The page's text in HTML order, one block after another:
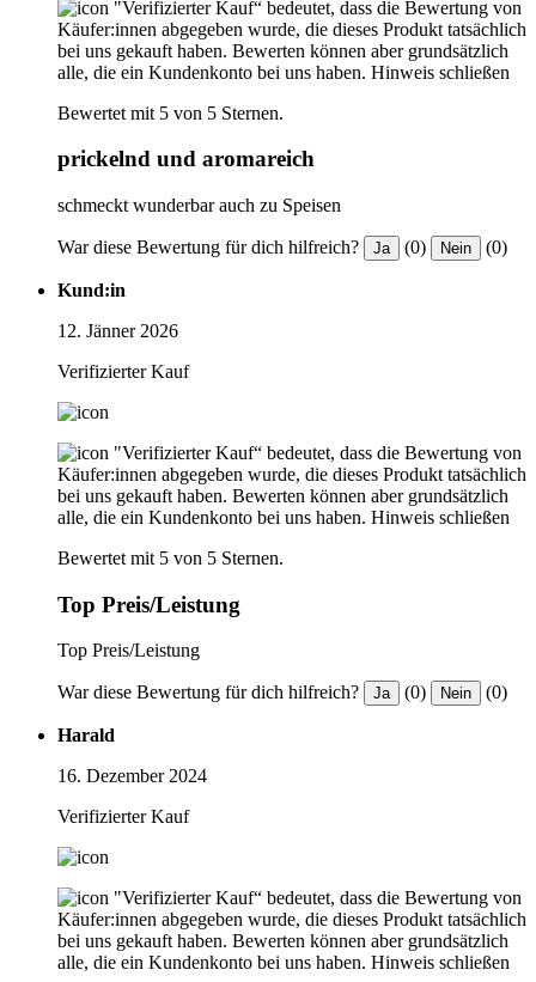
"Verifizierter Kauf“ bedeutet, dass die Bewertung von
Käufer:innen abgegeben wurde, die dieses Produkt tatsächlich
bei uns gekauft haben. Bewerten können aber grundsätzlich
alle, die ein Kundenkonto bei uns haben. Hinweis schließen
Bewertet mit 5 von 5 Sternen.
prickelnd und aromareich
schmeckt wunderbar auch zu Speisen
War diese Bewertung für dich hilfreich? Ja (0) Nein (0)
Kund:in
12. Jänner 2026
Verifizierter Kauf
"Verifizierter Kauf“ bedeutet, dass die Bewertung von
Käufer:innen abgegeben wurde, die dieses Produkt tatsächlich
bei uns gekauft haben. Bewerten können aber grundsätzlich
alle, die ein Kundenkonto bei uns haben. Hinweis schließen
Bewertet mit 5 von 5 Sternen.
Top Preis/Leistung
Top Preis/Leistung
War diese Bewertung für dich hilfreich? Ja (0) Nein (0)
Harald
16. Dezember 2024
Verifizierter Kauf
"Verifizierter Kauf“ bedeutet, dass die Bewertung von
Käufer:innen abgegeben wurde, die dieses Produkt tatsächlich
bei uns gekauft haben. Bewerten können aber grundsätzlich
alle, die ein Kundenkonto bei uns haben. Hinweis schließen